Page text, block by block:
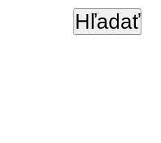
Hľadať